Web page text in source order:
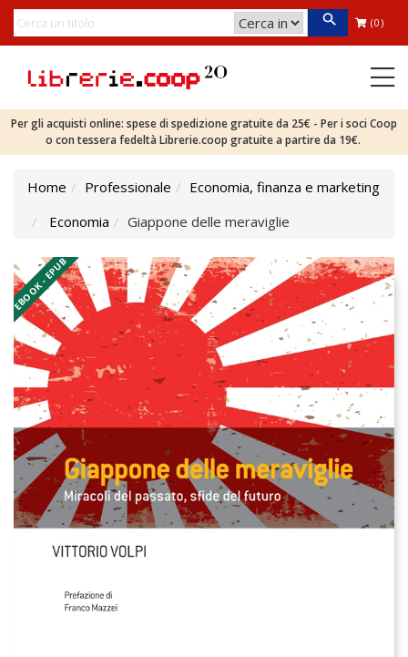
(0)
Per gli acquisti online: spese di spedizione gratuite da 25€ - Per i soci Coop
o con tessera fedeltà Librerie.coop gratuite a partire da 19€.
Home Professionale
Economia, finanza e marketing
Economia
Giappone delle meraviglie
EBOOK - EPUB